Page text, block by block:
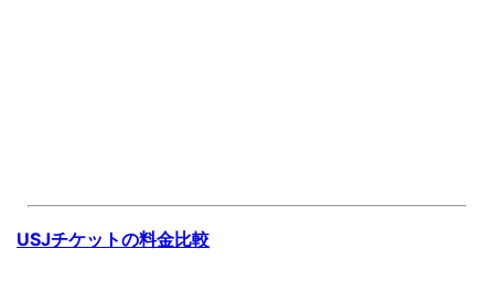
USJチケットの料金比較